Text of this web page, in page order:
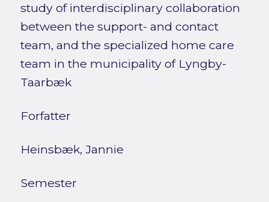
study of interdisciplinary collaboration
between the support- and contact
team, and the specialized home care
team in the municipality of Lyngby-
Taarbæk
Forfatter
Heinsbæk, Jannie
Semester